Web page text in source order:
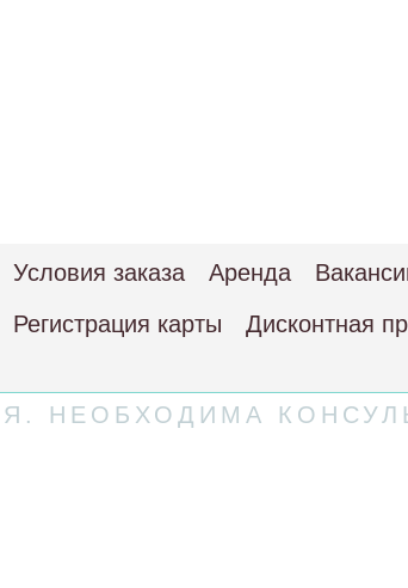
Условия заказа Аренда
Регистрация карты
Дисконтная
НЕОБХОДИМА